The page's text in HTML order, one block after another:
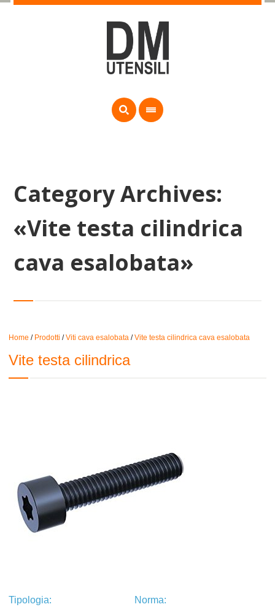
Category Archives:
«Vite testa cilindrica
cava esalobata»
Home / Prodotti /Viti cava esalobata /Vite testa cilindrica cava esalobata
Vite testa cilindrica
Tipologia:
Norma: